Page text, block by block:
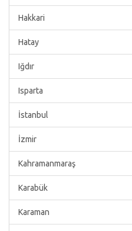
Hakkari
Hatay
Iğdır
Isparta
İstanbul
İzmir
Kahramanmaraş
Karabük
Karaman